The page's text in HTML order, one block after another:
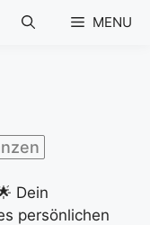
MENU
Dein
persönlichen